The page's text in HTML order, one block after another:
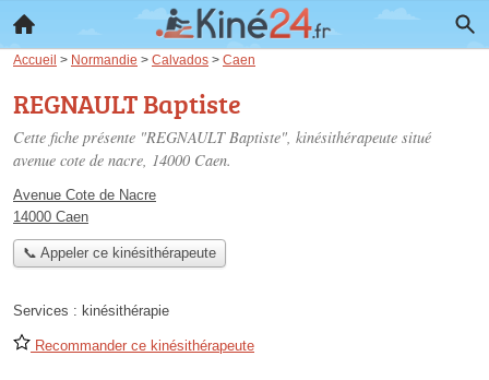
Accueil > Normandie > Calvados > Caen
REGNAULT Baptiste
Cette fiche présente "REGNAULT Baptiste", kinésithérapeute situé
avenue cote de nacre, 14000 Caen.
Avenue Cote de Nacre
14000 Caen
📞 Appeler ce kinésithérapeute
Services : kinésithérapie
Recommander ce kinésithérapeute